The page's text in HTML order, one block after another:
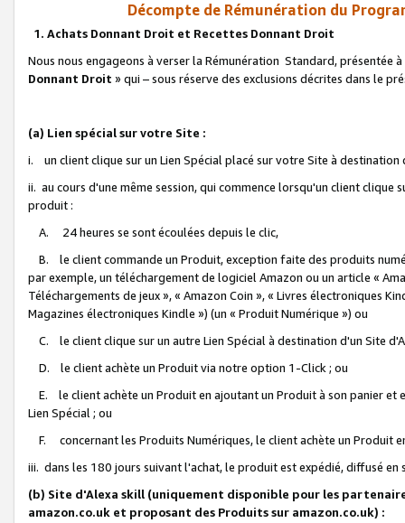
Décompte de Rémunération du
1. Achats Donnant Droit et Recettes Donnant Droit
Nous nous engageons à verser la Rémunération Standard, présentée
Donnant Droit » qui – sous réserve des exclusions décrites dans le
(a) Lien spécial sur votre Site :
i. un client clique sur un Lien Spécial placé sur votre Site à destination
ii. au cours d'une même session, qui commence lorsqu'un client
produit :
A. 24 heures se sont écoulées depuis le clic,
B. le client commande un Produit, exception faite des produits
par exemple, un téléchargement de logiciel Amazon ou un article «
Téléchargements de jeux », « Amazon Coin », « Livres électroniques
Magazines électroniques Kindle ») (un « Produit Numérique ») ou
C. le client clique sur un autre Lien Spécial à destination d'un Site
D. le client achète un Produit via notre option 1-Click ; ou
E. le client achète un Produit en ajoutant un Produit à son panier et
Lien Spécial ; ou
F. concernant les Produits Numériques, le client achète un Produit
iii. dans les 180 jours suivant l'achat, le produit est expédié, diffusé
(b) Site d'Alexa skill (uniquement disponible pour les
amazon.co.uk et proposant des Produits sur amazon.co.uk) :